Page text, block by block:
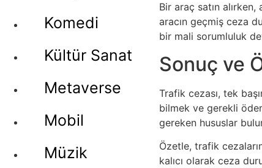
Komedi
Kültür Sanat
Metaverse
Mobil
Müzik
Bir araç satın
aracın geçmiş ceza
bir mali sorumluluk
Sonuç ve
Trafik cezası, tek
bilmek ve gerekli
gereken hususlar
Özetle, trafik
kalıcı olarak ceza